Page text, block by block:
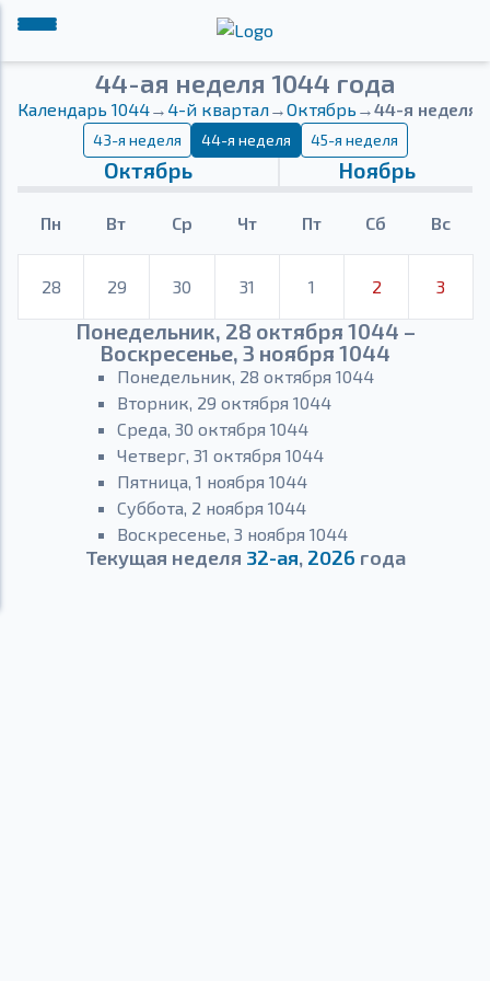
44-ая неделя 1044 года
Календарь 1044→ 4-й квартал→Октябрь →44-я неделя
43-я неделя 44-я неделя 45-я неделя
Октябрь Ноябрь
Пн Вт Ср Чт Пт Сб Вс
28 29 30 31 1 2 3
Понедельник, 28 октября 1044 –
Воскресенье, 3 ноября 1044
Понедельник, 28 октября 1044
Вторник, 29 октября 1044
Среда, 30 октября 1044
Четверг, 31 октября 1044
Пятница, 1 ноября 1044
Суббота, 2 ноября 1044
Воскресенье, 3 ноября 1044
Текущая неделя 32-ая, 2026 года